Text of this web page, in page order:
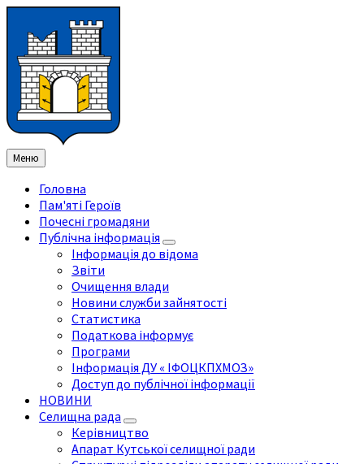
змісту
ліву
бічну
панель
праву
бічну
панель
нижнього
колонтитула
Меню
Головна
Пам'яті Героїв
Почесні громадяни
Публічна інформація
Інформація до відома
Звіти
Очищення влади
Новини служби зайнятості
Статистика
Податкова інформує
Програми
Інформація ДУ « ІФОЦКПХМОЗ»
Доступ до публічної інформації
НОВИНИ
Селищна рада
Керівництво
Апарат Кутської селищної ради